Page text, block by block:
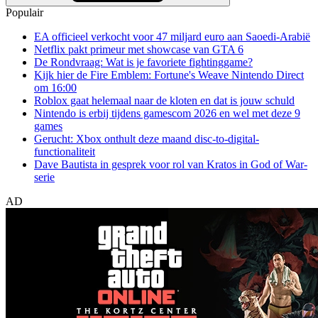
Populair
EA officieel verkocht voor 47 miljard euro aan Saoedi-Arabië
Netflix pakt primeur met showcase van GTA 6
De Rondvraag: Wat is je favoriete fightinggame?
Kijk hier de Fire Emblem: Fortune's Weave Nintendo Direct
om 16:00
Roblox gaat helemaal naar de kloten en dat is jouw schuld
Nintendo is erbij tijdens gamescom 2026 en wel met deze 9
games
Gerucht: Xbox onthult deze maand disc-to-digital-
functionaliteit
Dave Bautista in gesprek voor rol van Kratos in God of War-
serie
AD